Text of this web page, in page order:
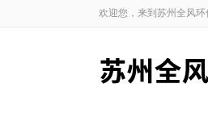
欢迎您，来到苏州全风环